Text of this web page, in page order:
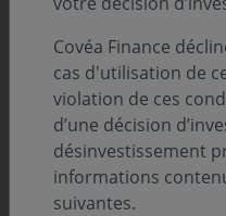
également
dialogue régulier
dirigeants.
nombreux
leur rencontre
Covéa Finance
cas d'utilisation de
violation de ces
d’une décision
désinvestissement
informations
suivantes.